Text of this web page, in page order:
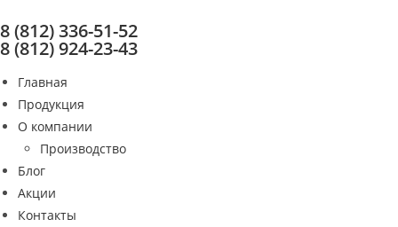
к
содержимому
8 (812) 336-51-52
8 (812) 924-23-43
Главная
Продукция
О компании
Производство
Блог
Акции
Контакты